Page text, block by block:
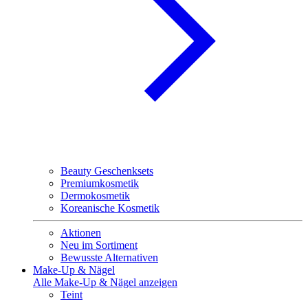
Beauty Geschenksets
Premiumkosmetik
Dermokosmetik
Koreanische Kosmetik
Aktionen
Neu im Sortiment
Bewusste Alternativen
Make-Up & Nägel
Alle Make-Up & Nägel anzeigen
Teint